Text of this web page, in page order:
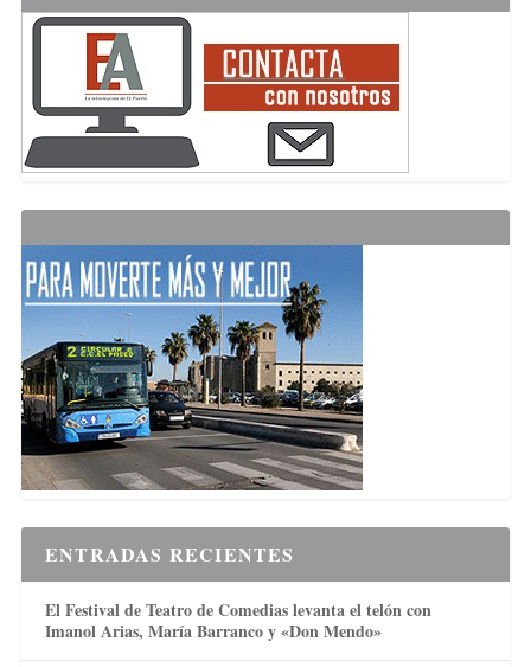
ENTRADAS RECIENTES
El Festival de Teatro de Comedias levanta el telón con
Imanol Arias, María Barranco y «Don Mendo»